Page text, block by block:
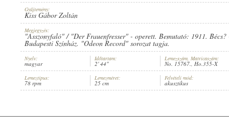
ELŐADÓ: FERENCZY KÁROLY,BUDAPESTI SZÍNHÁZ ZENEKARA, VEZÉNYEL:
Gyűjtemény:
Kiss Gábor Zoltán
Megjegyzés:
"Asszonyfaló" / "Der Frauenfresser" - operett. Bemutató: 1911.
Budapesti Színház. "Odeon Record" sorozat tagja.
Nyelv:
magyar
Időtartam:
2' 44"
Lemezszám, Matricaszám:
No. 15767., Ho.355-X
Lemeztípus:
78 rpm
Lemezméret:
25 cm
Felvételi mód:
akusztikus